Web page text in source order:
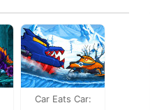
Car Eats Car: